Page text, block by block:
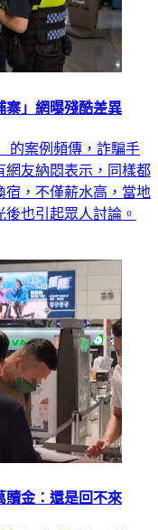
寨」網曝殘酷差異
的案例頻傳，詐騙手
網友納悶表示，同樣都
宿，不僅薪水高，當地
也引起眾人討論。
贖金：還是回不來